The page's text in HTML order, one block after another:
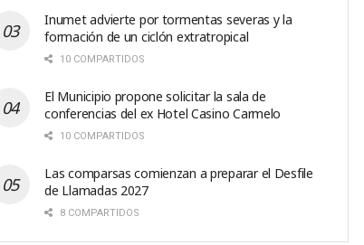
Inumet advierte por tormentas severas y la
formación de un ciclón extratropical
10 COMPARTIDOS
El Municipio propone solicitar la sala de
conferencias del ex Hotel Casino Carmelo
10 COMPARTIDOS
Las comparsas comienzan a preparar el Desfile
de Llamadas 2027
8 COMPARTIDOS